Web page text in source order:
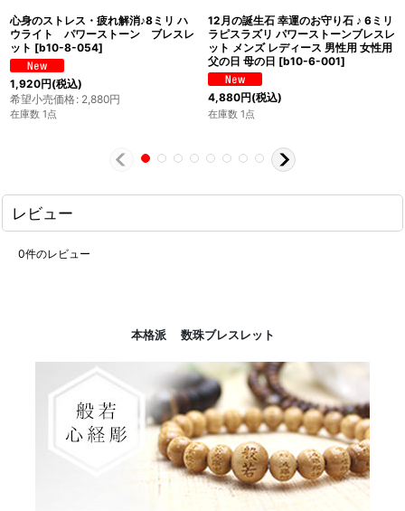
心身のストレス・疲れ解消♪8ミリ ハ
ウライト パワーストーン ブレスレ
ット [b10-8-054]
1,920円(税込)
希望小売価格: 2,880円
在庫数 1点
12月の誕生石 幸運のお守り石 ♪ 6ミリ
ラピスラズリ パワーストーンブレスレ
ット メンズ レディース 男性用 女性用
父の日 母の日 [b10-6-001]
4,880円(税込)
在庫数 1点
レビュー
0件のレビュー
本格派 数珠ブレスレット